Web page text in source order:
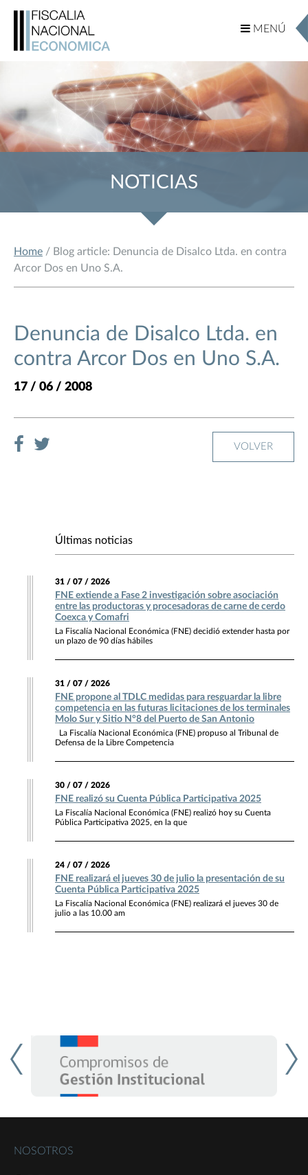
MENÚ
MENÚ
NOTICIAS
Home / Blog article: Denuncia de Disalco Ltda. en contra
Arcor Dos en Uno S.A.
Denuncia de Disalco Ltda. en
contra Arcor Dos en Uno S.A.
17 / 06 / 2008
VOLVER
Últimas noticias
31 / 07 / 2026
FNE extiende a Fase 2 investigación sobre asociación
entre las productoras y procesadoras de carne de cerdo
Coexca y Comafri
La Fiscalía Nacional Económica (FNE) decidió extender hasta por
un plazo de 90 días hábiles
31 / 07 / 2026
FNE propone al TDLC medidas para resguardar la libre
competencia en las futuras licitaciones de los terminales
Molo Sur y Sitio N°8 del Puerto de San Antonio
La Fiscalía Nacional Económica (FNE) propuso al Tribunal de
Defensa de la Libre Competencia
30 / 07 / 2026
FNE realizó su Cuenta Pública Participativa 2025
La Fiscalía Nacional Económica (FNE) realizó hoy su Cuenta
Pública Participativa 2025, en la que
24 / 07 / 2026
FNE realizará el jueves 30 de julio la presentación de su
Cuenta Pública Participativa 2025
La Fiscalía Nacional Económica (FNE) realizará el jueves 30 de
julio a las 10.00 am
NOSOTROS